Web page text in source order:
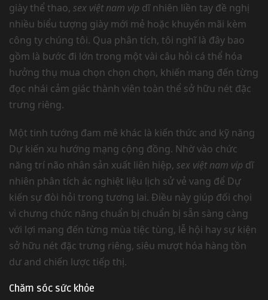
giày thể thao, sex việt nam vip dĩ nhiên liền tay đề nghị
nhiều biểu tượng giày mới mẻ hoặc khuyến mãi kèm
công ty chúng tôi. Qua phân tích, tôi nghĩ là đây bao
gồm là bước đi lớn trong một vài câu hỏi cá thể hóa
hưởng thụ mua chọn chọn chọn, khiến mang đến từng
đọc nhái cảm giác thành viên toàn thể sở hữu nét đặc
trưng riêng.
Một tinh tướng đam mê khác là kiến thức and kỹ năng
Dự kiến xu hướng mạng cộng đồng. Nhờ vào chức
năng trí não nhân sản xuất liên hiệp, sex việt nam vip dĩ
nhiên phân tích ác nghiệt liệu lịch sử vẻ vang để Dự
kiến sự đòi hỏi trong tương lai. Điều này giúp đối chọi
vì chưng chức năng chuẩn bị chuẩn bị sẵn sàng càng
với lợi mang đến từng mùa tiệc tùng, lễ hội hay sự kiện
sở hữu nét đặc trưng riêng, siêu mượt hóa hàng tồn
dư and chiến lược tiếp thị.
Chăm sóc sức khỏe